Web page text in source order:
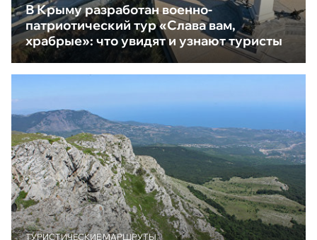
В Крыму разработан военно-
патриотический тур «Слава вам,
храбрые»: что увидят и узнают туристы
ТУРИСТИЧЕСКИЕ МАРШРУТЫ